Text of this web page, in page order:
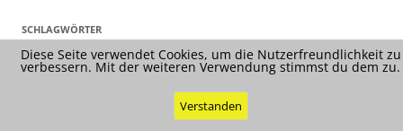
SCHLAGWÖRTER
Diese Seite verwendet Cookies, um die Nutzerfreundlichkeit zu
verbessern. Mit der weiteren Verwendung stimmst du dem zu.
Verstanden